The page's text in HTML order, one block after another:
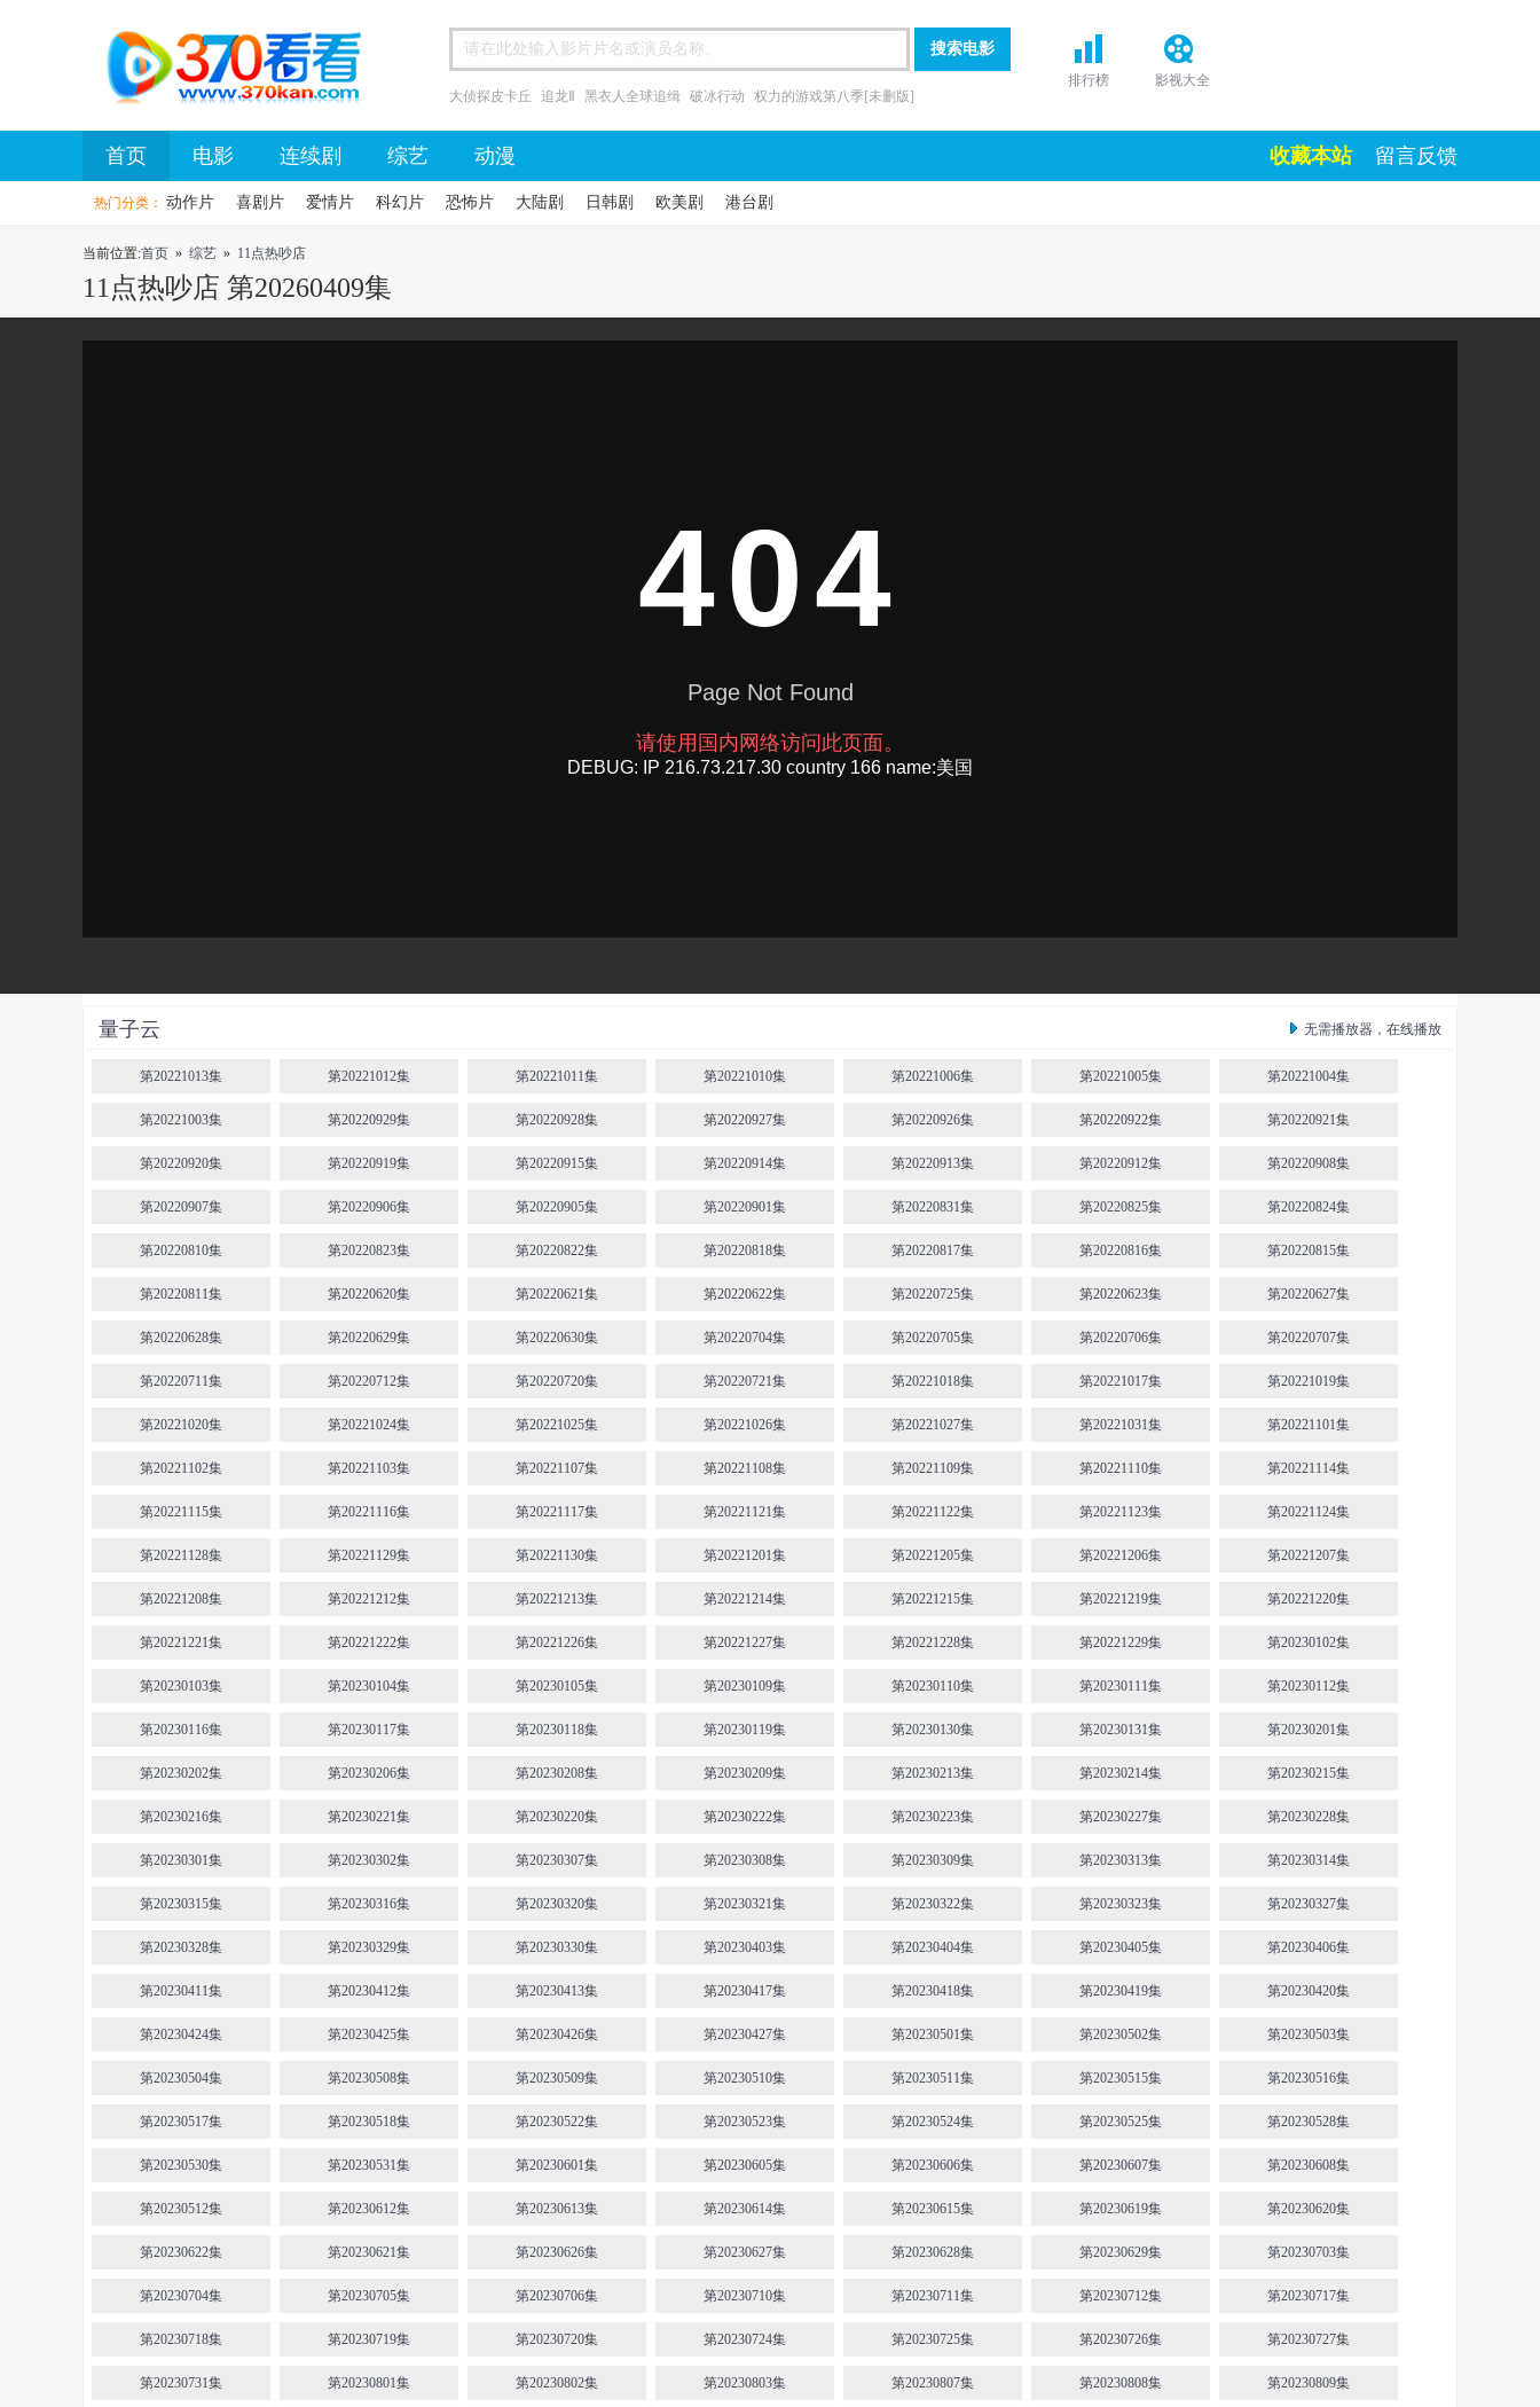
首页
大侦探皮卡丘 追龙Ⅱ 黑衣人全球追缉 破冰行动 权力的游戏第八季[未删版]
排行榜 影视大全
首页 电影 连续剧 综艺 动漫 收藏本站 留言反馈
热门分类： 动作片 喜剧片 爱情片 科幻片 恐怖片 大陆剧 日韩剧 欧美剧 港台剧
当前位置:首页 » 综艺 » 11点热吵店
11点热吵店 第20260409集
量子云 无需播放器，在线播放
第20221013集 第20221012集 第20221011集 第20221010集 第20221006集 第20221005集 第20221004集
第20221003集 第20220929集 第20220928集 第20220927集 第20220926集 第20220922集 第20220921集
第20220920集 第20220919集 第20220915集 第20220914集 第20220913集 第20220912集 第20220908集
第20220907集 第20220906集 第20220905集 第20220901集 第20220831集 第20220825集 第20220824集
第20220810集 第20220823集 第20220822集 第20220818集 第20220817集 第20220816集 第20220815集
第20220811集 第20220620集 第20220621集 第20220622集 第20220725集 第20220623集 第20220627集
第20220628集 第20220629集 第20220630集 第20220704集 第20220705集 第20220706集 第20220707集
第20220711集 第20220712集 第20220720集 第20220721集 第20221018集 第20221017集 第20221019集
第20221020集 第20221024集 第20221025集 第20221026集 第20221027集 第20221031集 第20221101集
第20221102集 第20221103集 第20221107集 第20221108集 第20221109集 第20221110集 第20221114集
第20221115集 第20221116集 第20221117集 第20221121集 第20221122集 第20221123集 第20221124集
第20221128集 第20221129集 第20221130集 第20221201集 第20221205集 第20221206集 第20221207集
第20221208集 第20221212集 第20221213集 第20221214集 第20221215集 第20221219集 第20221220集
第20221221集 第20221222集 第20221226集 第20221227集 第20221228集 第20221229集 第20230102集
第20230103集 第20230104集 第20230105集 第20230109集 第20230110集 第20230111集 第20230112集
第20230116集 第20230117集 第20230118集 第20230119集 第20230130集 第20230131集 第20230201集
第20230202集 第20230206集 第20230208集 第20230209集 第20230213集 第20230214集 第20230215集
第20230216集 第20230221集 第20230220集 第20230222集 第20230223集 第20230227集 第20230228集
第20230301集 第20230302集 第20230307集 第20230308集 第20230309集 第20230313集 第20230314集
第20230315集 第20230316集 第20230320集 第20230321集 第20230322集 第20230323集 第20230327集
第20230328集 第20230329集 第20230330集 第20230403集 第20230404集 第20230405集 第20230406集
第20230411集 第20230412集 第20230413集 第20230417集 第20230418集 第20230419集 第20230420集
第20230424集 第20230425集 第20230426集 第20230427集 第20230501集 第20230502集 第20230503集
第20230504集 第20230508集 第20230509集 第20230510集 第20230511集 第20230515集 第20230516集
第20230517集 第20230518集 第20230522集 第20230523集 第20230524集 第20230525集 第20230528集
第20230530集 第20230531集 第20230601集 第20230605集 第20230606集 第20230607集 第20230608集
第20230512集 第20230612集 第20230613集 第20230614集 第20230615集 第20230619集 第20230620集
第20230622集 第20230621集 第20230626集 第20230627集 第20230628集 第20230629集 第20230703集
第20230704集 第20230705集 第20230706集 第20230710集 第20230711集 第20230712集 第20230717集
第20230718集 第20230719集 第20230720集 第20230724集 第20230725集 第20230726集 第20230727集
第20230731集 第20230801集 第20230802集 第20230803集 第20230807集 第20230808集 第20230809集